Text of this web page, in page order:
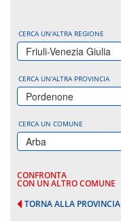
CERCA UN'ALTRA REGIONE
Friuli-Venezia Giulia
CERCA UN'ALTRA PROVINCIA
Pordenone
CERCA UN COMUNE
Arba
CONFRONTA
CON UN ALTRO COMUNE
TORNA ALLA PROVINCIA